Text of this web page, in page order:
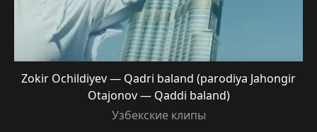
Zokir Ochildiyev — Qadri baland (parodiya Jahongir
Otajonov — Qaddi baland)
Узбекские клипы